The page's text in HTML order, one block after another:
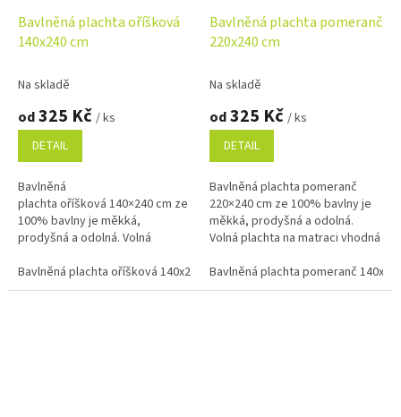
Bavlněná plachta oříšková
140x240 cm
Na skladě
od325 Kč / ks
DETAIL
Bavlněná
plachta oříšková 140×240 cm ze
100% bavlny je měkká,
prodyšná a odolná. Volná
jednolůžko i do penzionů.
Příjemná na dotek, snadná...
Bavlněná plachta oříšková 140x240 cm Bavlněná plachta oříšková
Bavlněná plachta pomeranč
220x240 cm
Na skladě
od325 Kč / ks
DETAIL
Bavlněná plachta pomeranč
220×240 cm ze 100% bavlny je
měkká, prodyšná a odolná.
Volná plachta na matraci vhodná
Příjemná na dotek, snadná na...
Bavlněná plachta pomeranč